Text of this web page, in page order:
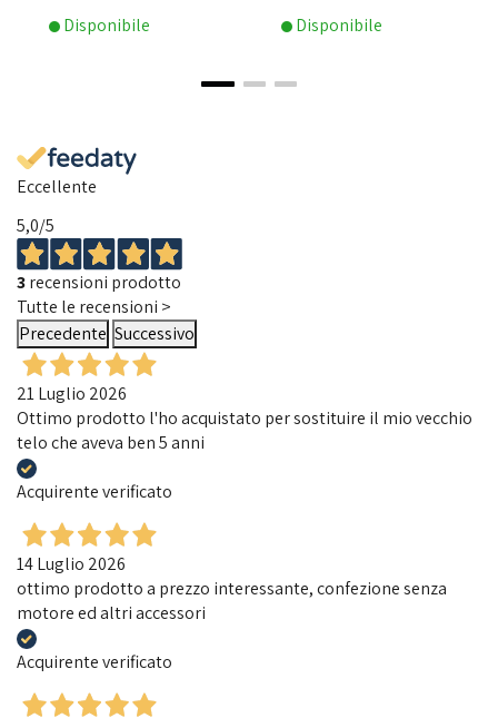
Disponibile Disponibile
Eccellente
5,0/5
3recensioni prodotto
Tutte le recensioni >
Precedente Successivo
21 Luglio 2026
Ottimo prodotto l'ho acquistato per sostituire il mio vecchio
telo che aveva ben 5 anni
Acquirente verificato
14 Luglio 2026
ottimo prodotto a prezzo interessante, confezione senza
motore ed altri accessori
Acquirente verificato